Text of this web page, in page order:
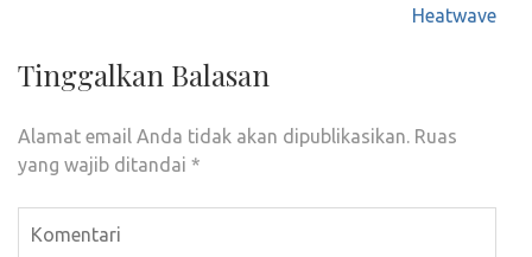
Heatwave
Tinggalkan Balasan
Alamat email Anda tidak akan dipublikasikan. Ruas
yang wajib ditandai *